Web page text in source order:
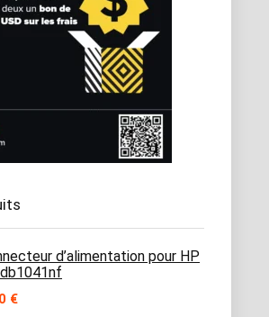
d’alimentation pour HP
€